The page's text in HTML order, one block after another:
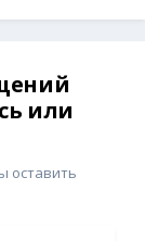
или
оставить